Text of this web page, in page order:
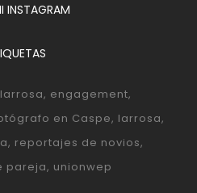
INSTAGRAM
engagement
en Caspe larrosa
reportajes de novios
pareja unionwep